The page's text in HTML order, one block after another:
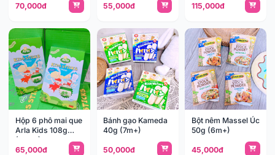
70,000đ
55,000đ
115,000đ
Hộp 6 phô mai que
Arla Kids 108g
(12m+)
65,000đ
Bánh gạo Kameda
40g (7m+)
50,000đ
Bột nêm Massel Úc
50g (6m+)
45,000đ